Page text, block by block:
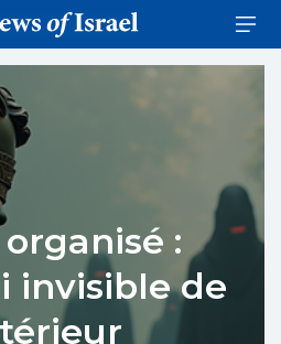
:
invisible de